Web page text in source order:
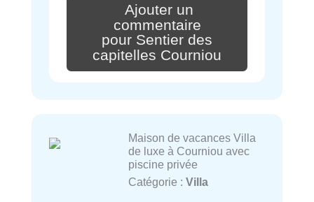
Ajouter un
commentaire
pour Sentier des
capitelles Courniou
Maison de vacances Villa
de luxe à Courniou avec
piscine privée
Catégorie : Villa